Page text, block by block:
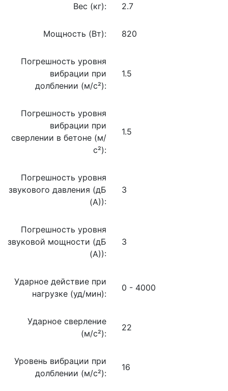
Вес (кг): 2.7
Мощность (Вт): 820
Погрешность уровня
вибрации при
долблении (м/с²):
1.5
Погрешность уровня
вибрации при
сверлении в бетоне (м/
с²):
1.5
Погрешность уровня
звукового давления (дБ
(А)):
3
Погрешность уровня
звуковой мощности (дБ
(А)):
3
Ударное действие при
нагрузке (уд/мин):
0 - 4000
Ударное сверление
(м/c²):
22
Уровень вибрации при
долблении (м/с²):
16